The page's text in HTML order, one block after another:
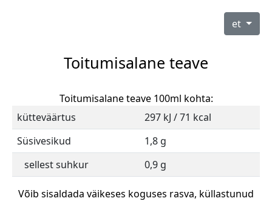
et
Toitumisalane teave
Toitumisalane teave 100ml kohta:
kütteväärtus
297 kJ / 71 kcal
Süsivesikud
1,8 g
sellest suhkur
0,9 g
Võib sisaldada väikeses koguses rasva, küllastunud